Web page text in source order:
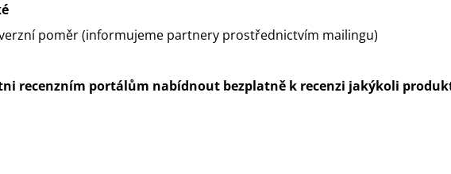
poměr (informujeme partnery prostřednictvím mailingu)
recenzním portálům nabídnout bezplatně k recenzi jakýkoli